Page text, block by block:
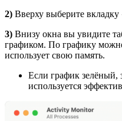
2) Вверху выберите вкладку
3) Внизу окна вы увидите
графиком. По графику
использует свою память.
Если график зелёный,
используется